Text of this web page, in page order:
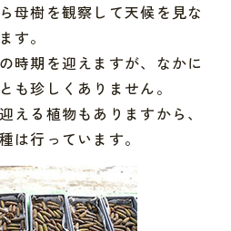
母樹を観察して天候を見な
す。
時期を迎えますが、なかに
も珍しくありません。
える植物もありますから、
は行っています。